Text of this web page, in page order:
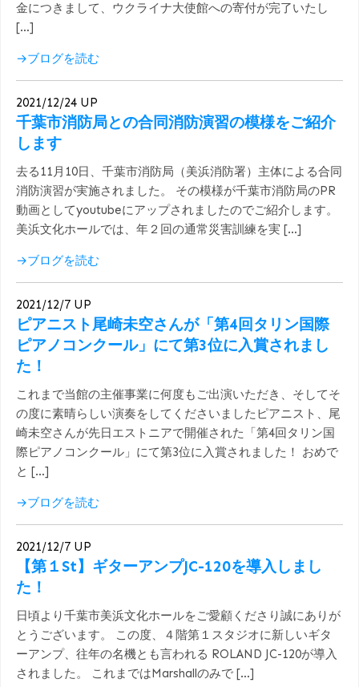
金につきまして、ウクライナ大使館への寄付が完了いたし
[…]
→ブログを読む
2021/12/24 UP
千葉市消防局との合同消防演習の模様をご紹介
します
去る11月10日、千葉市消防局（美浜消防署）主体による合同
消防演習が実施されました。 その模様が千葉市消防局のPR
動画としてyoutubeにアップされましたのでご紹介します。
美浜文化ホールでは、年２回の通常災害訓練を実 […]
→ブログを読む
2021/12/7 UP
ピアニスト尾崎未空さんが「第4回タリン国際
ピアノコンクール」にて第3位に入賞されまし
た！
これまで当館の主催事業に何度もご出演いただき、そしてそ
の度に素晴らしい演奏をしてくださいましたピアニスト、尾
崎未空さんが先日エストニアで開催された「第4回タリン国
際ピアノコンクール」にて第3位に入賞されました！ おめで
と […]
→ブログを読む
2021/12/7 UP
【第１St】ギターアンプJC-120を導入しまし
た！
日頃より千葉市美浜文化ホールをご愛顧くださり誠にありが
とうございます。 この度、４階第１スタジオに新しいギタ
ーアンプ、往年の名機とも言われる ROLAND JC-120が導入
されました。 これまではMarshallのみで […]